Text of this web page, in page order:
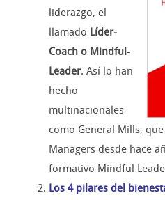
liderazgo, el
llamado Líder-
Coach o Mindful-
Leader. Así lo han
hecho
multinacionales
como General Mills,
Managers desde hace
formativo Mindful
Los 4 pilares del